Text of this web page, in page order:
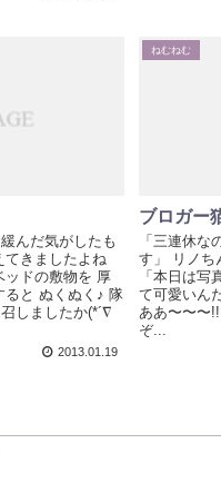
んだ気がしたも
てきましたよね
ッドの敷物を 厚
ると ぬくぬく♪ 隊
しましたか(*´∇
2013.01.19
ねむねむ
ブロガー
「三連休な
す」 リノち
「本日は写
て可愛いん
ああ〜〜〜
ぞ...